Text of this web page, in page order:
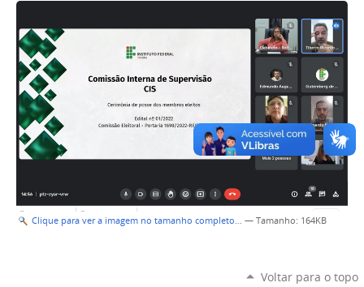
Clique para ver a imagem no tamanho completo… — Tamanho: 164KB
Voltar para o topo